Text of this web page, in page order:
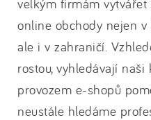
velkým firmám
online obchody nejen v
ale i v zahraničí.
rostou, vyhledávají
provozem e-shopů
neustále hledáme